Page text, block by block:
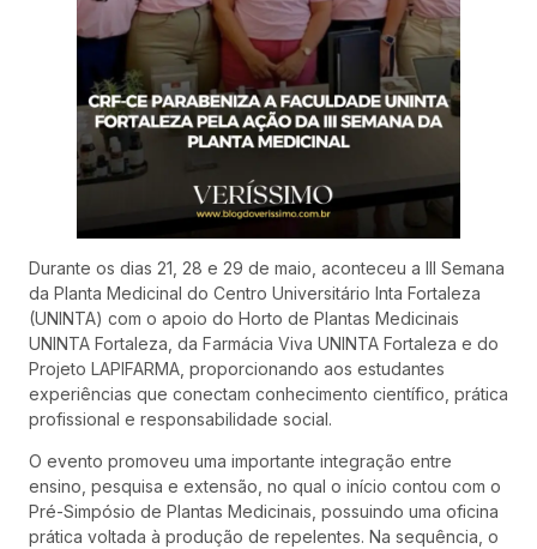
Durante os dias 21, 28 e 29 de maio, aconteceu a III Semana
da Planta Medicinal do Centro Universitário Inta Fortaleza
(UNINTA) com o apoio do Horto de Plantas Medicinais
UNINTA Fortaleza, da Farmácia Viva UNINTA Fortaleza e do
Projeto LAPIFARMA, proporcionando aos estudantes
experiências que conectam conhecimento científico, prática
profissional e responsabilidade social.
O evento promoveu uma importante integração entre
ensino, pesquisa e extensão, no qual o início contou com o
Pré-Simpósio de Plantas Medicinais, possuindo uma oficina
prática voltada à produção de repelentes. Na sequência, o